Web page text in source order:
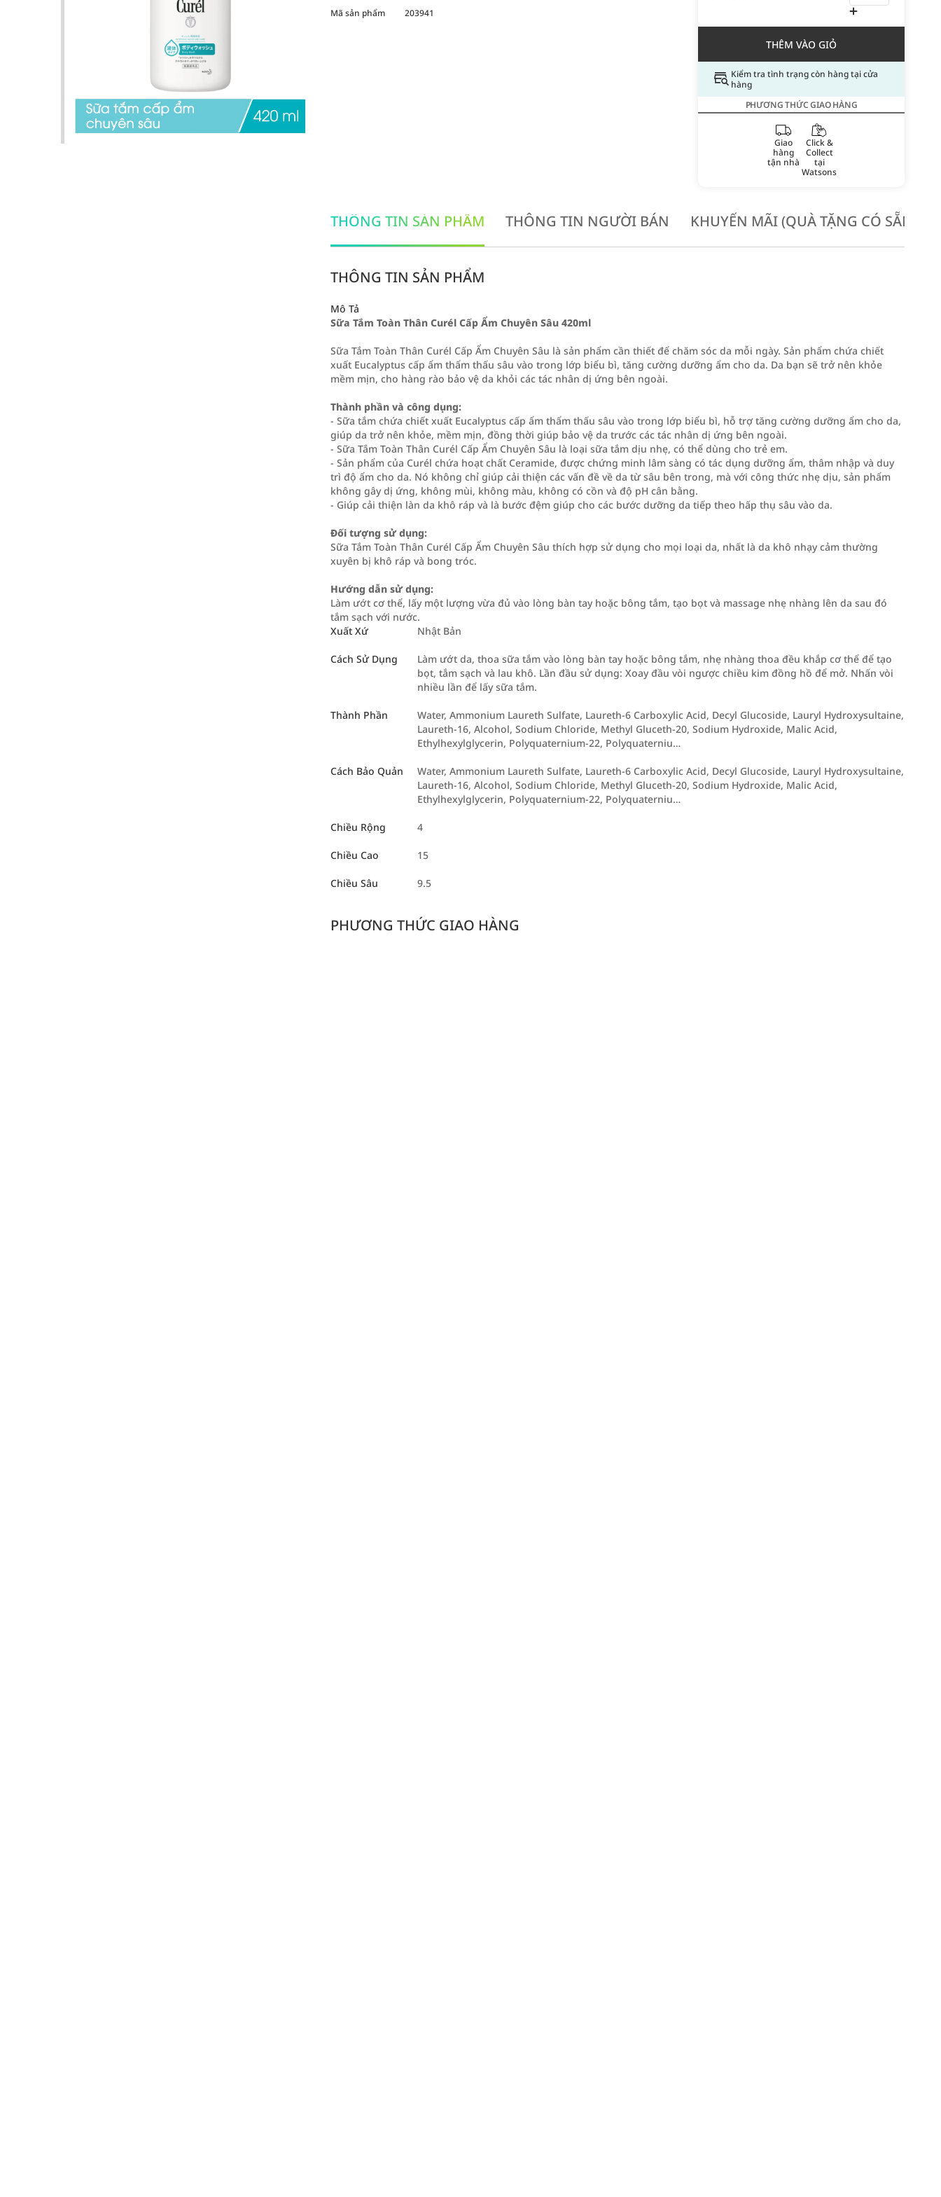
THÊM VÀO GIỎ
Kiểm tra tình trạng còn hàng tại cửa
hàng
PHƯƠNG THỨC GIAO HÀNG
Giao
hàng
tận nhà
Click &
Collect
tại
Watsons
Mã sản phẩm 203941
THÔNG TIN SẢN PHẨM THÔNG TIN NGƯỜI BÁN KHUYẾN MÃI (QUÀ TẶNG CÓ SẴN
THÔNG TIN SẢN PHẨM
Mô Tả
Sữa Tắm Toàn Thân Curél Cấp Ẩm Chuyên Sâu 420ml
Sữa Tắm Toàn Thân Curél Cấp Ẩm Chuyên Sâu là sản phẩm cần thiết để chăm sóc da mỗi ngày. Sản phẩm chứa chiết
xuất Eucalyptus cấp ẩm thẩm thấu sâu vào trong lớp biểu bì, tăng cường dưỡng ẩm cho da. Da bạn sẽ trở nên khỏe
mềm mịn, cho hàng rào bảo vệ da khỏi các tác nhân dị ứng bên ngoài.
Thành phần và công dụng:
- Sữa tắm chứa chiết xuất Eucalyptus cấp ẩm thẩm thấu sâu vào trong lớp biểu bì, hỗ trợ tăng cường dưỡng ẩm cho da,
giúp da trở nên khỏe, mềm mịn, đồng thời giúp bảo vệ da trước các tác nhân dị ứng bên ngoài.
- Sữa Tắm Toàn Thân Curél Cấp Ẩm Chuyên Sâu là loại sữa tắm dịu nhẹ, có thể dùng cho trẻ em.
- Sản phẩm của Curél chứa hoạt chất Ceramide, được chứng minh lâm sàng có tác dụng dưỡng ẩm, thâm nhập và duy
trì độ ẩm cho da. Nó không chỉ giúp cải thiện các vấn đề về da từ sâu bên trong, mà với công thức nhẹ dịu, sản phẩm
không gây dị ứng, không mùi, không màu, không có cồn và độ pH cân bằng.
- Giúp cải thiện làn da khô ráp và là bước đệm giúp cho các bước dưỡng da tiếp theo hấp thụ sâu vào da.
Đối tượng sử dụng:
Sữa Tắm Toàn Thân Curél Cấp Ẩm Chuyên Sâu thích hợp sử dụng cho mọi loại da, nhất là da khô nhạy cảm thường
xuyên bị khô ráp và bong tróc.
Hướng dẫn sử dụng:
Làm ướt cơ thể, lấy một lượng vừa đủ vào lòng bàn tay hoặc bông tắm, tạo bọt và massage nhẹ nhàng lên da sau đó
tắm sạch với nước.
Xuất Xứ
Nhật Bản
Cách Sử Dụng
Làm ướt da, thoa sữa tắm vào lòng bàn tay hoặc bông tắm, nhẹ nhàng thoa đều khắp cơ thể để tạo
bọt, tắm sạch và lau khô. Lần đầu sử dụng: Xoay đầu vòi ngược chiều kim đồng hồ để mở. Nhấn vòi
nhiều lần để lấy sữa tắm.
Thành Phần
Water, Ammonium Laureth Sulfate, Laureth-6 Carboxylic Acid, Decyl Glucoside, Lauryl Hydroxysultaine,
Laureth-16, Alcohol, Sodium Chloride, Methyl Gluceth-20, Sodium Hydroxide, Malic Acid,
Ethylhexylglycerin, Polyquaternium-22, Polyquaterniu…
Cách Bảo Quản
Water, Ammonium Laureth Sulfate, Laureth-6 Carboxylic Acid, Decyl Glucoside, Lauryl Hydroxysultaine,
Laureth-16, Alcohol, Sodium Chloride, Methyl Gluceth-20, Sodium Hydroxide, Malic Acid,
Ethylhexylglycerin, Polyquaternium-22, Polyquaterniu…
Chiều Rộng 4
Chiều Cao 15
Chiều Sâu 9.5
PHƯƠNG THỨC GIAO HÀNG